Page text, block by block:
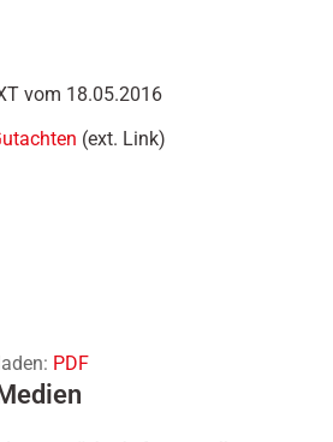
vom 18.05.2016
(ext. Link)
PDF